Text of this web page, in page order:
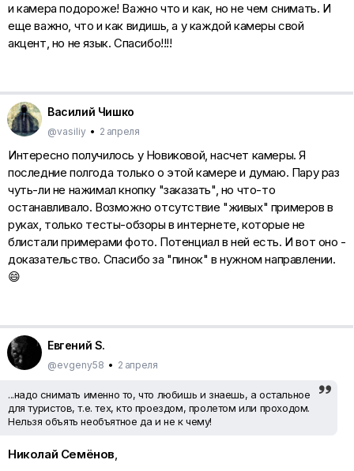
и камера подороже! Важно что и как, но не чем снимать. И
еще важно, что и как видишь, а у каждой камеры свой
акцент, но не язык. Спасибо!!!!
Василий Чишко
@vasiliy • 2 апреля
Интересно получилось у Новиковой, насчет камеры. Я
последние полгода только о этой камере и думаю. Пару раз
чуть-ли не нажимал кнопку "заказать", но что-то
останавливало. Возможно отсутствие "живых" примеров в
руках, только тесты-обзоры в интернете, которые не
блистали примерами фото. Потенциал в ней есть. И вот оно -
доказательство. Спасибо за "пинок" в нужном направлении.
😄
Евгений S.
@evgeny58 • 2 апреля
...надо снимать именно то, что любишь и знаешь, а остальное
для туристов, т.е. тех, кто проездом, пролетом или проходом.
Нельзя объять необъятное да и не к чему!
Николай Семёнов,